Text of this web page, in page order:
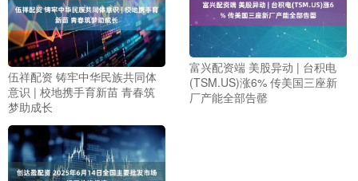
伍祥配资 铸牢中华民族共同体
意识 | 校地携手育新苗 青春筑
梦助成长
富兴配资端 美股异动 | 台积电
(TSM.US)涨6% 传美国三座新
厂产能全部告罄